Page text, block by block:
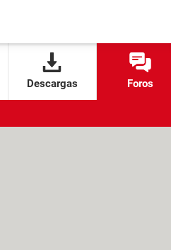
Descargas Foros